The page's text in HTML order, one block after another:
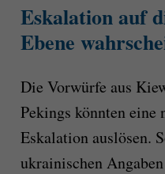
Eskalation auf
Ebene
Die Vorwürfe aus
Pekings könnten eine
Eskalation auslösen.
ukrainischen